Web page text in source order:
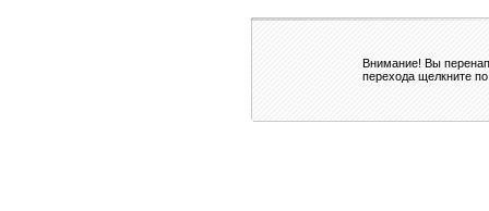
Внимание! Вы
перехода щелкните